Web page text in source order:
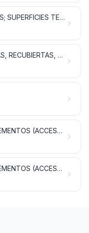
TEJIDOS ESPECIALES; SUPERFICIES TEXTILES CON MECHÓN INSERTADO; ENCAJES; TAPICERÍA; PASAMANERÍA; BORDADOS
TELAS IMPREGNADAS, RECUBIERTAS, REVESTIDAS O ESTRATIFICADAS; ARTÍCULOS TÉCNICOS DE MATERIA TEXTIL
PRENDAS Y COMPLEMENTOS (ACCESORIOS), DE VESTIR, DE PUNTO
PRENDAS Y COMPLEMENTOS (ACCESORIOS), DE VESTIR, EXCEPTO LOS DE PUNTO